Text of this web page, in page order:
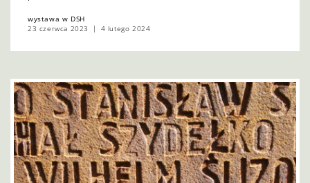
wystawa w DSH
23 czerwca 2023
4 lutego 2024